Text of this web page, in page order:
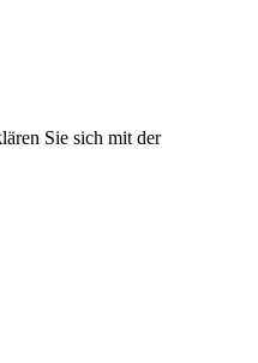
Sie sich mit der